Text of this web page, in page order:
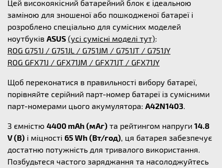
Цей високоякісний батарейний блок є ідеальною
заміною для зношеної або пошкодженої батареї і
розроблено спеціально для сумісних моделей
ноутбуків ASUS (усі сумісні моделі тут):
ROG G751J / G751JL / G751JM / G751JT / G751JY
ROG GFX71J / GFX71JM / GFX71JT / GFX71JY
Щоб переконатися в правильності вибору батареї,
порівняйте серійний парт-номер батареї із сумісними
парт-номерами цього акумулятора: A42N1403.
З ємністю 4400 mAh (мАг) та рейтингом напруги 14.8
V (В) і міцності 65 Wh (Вт/год), ця батарея забезпечує
достатню потужність для тривалого використання.
Позбудьтеся частого заряджання та насолоджуйтесь